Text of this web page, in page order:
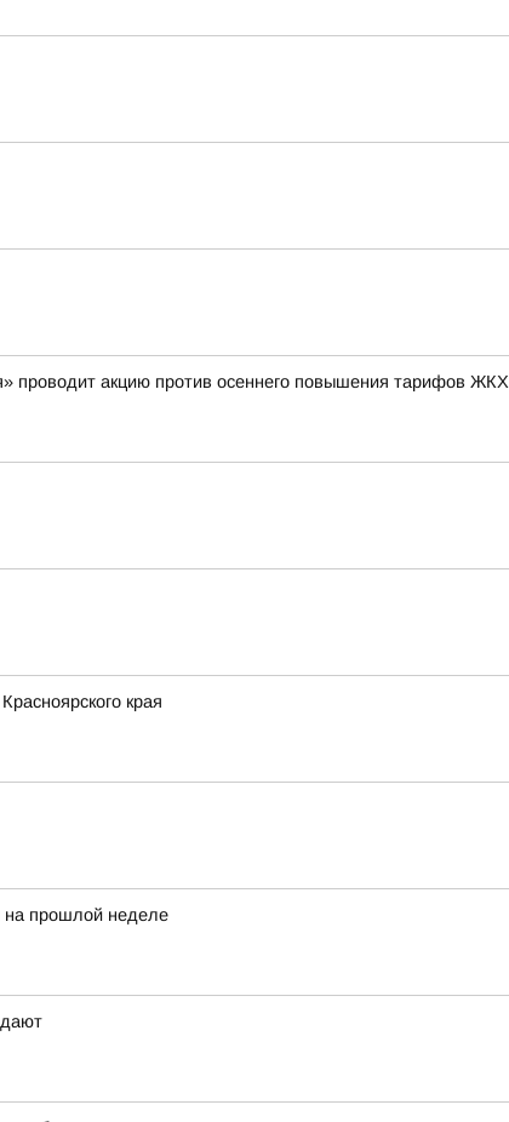
проводит акцию против осеннего повышения тарифов ЖКХ
края
на прошлой неделе